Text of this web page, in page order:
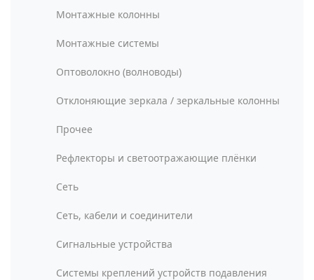
Монтажные колонны
Монтажные системы
Оптоволокно (волноводы)
Отклоняющие зеркала / зеркальные колонны
Прочее
Рефлекторы и светоотражающие плёнки
Сеть
Сеть, кабели и соединители
Сигнальные устройства
Системы креплений устройств подавления